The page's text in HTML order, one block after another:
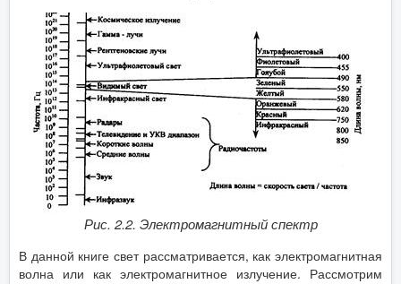
Рис. 2.2. Электромагнитный спектр
В данной книге свет рассматривается, как электромагнитная
волна или как электромагнитное излучение. Рассмотрим